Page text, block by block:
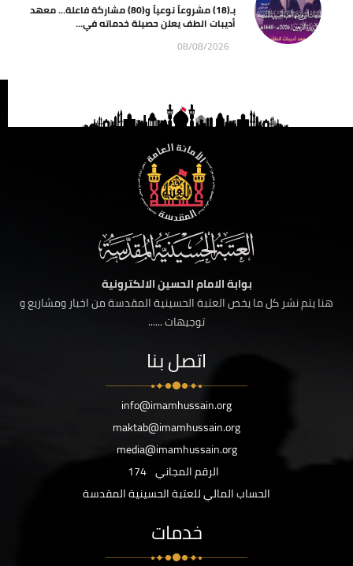
بـ(18) مشروعاً نوعياً و(80) مشاركة فاعلة… معهد
أديبات الطف يعلن حصيلة خدماته في...
08/08/2026
بوابة الامام الحسين الالكترونية
هنا يتم نشر كل ما يخص العتبة الحسينية المقدسة من اخبار ومشاريع و
توجيهات ......
اتصل بنا
info@imamhussain.org
maktab@imamhussain.org
media@imamhussain.org
الرقم المجاني 174
الحساب المالي للعتبة الحسينية المقدسة
خدمات